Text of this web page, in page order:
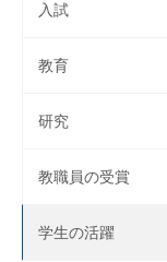
入試
教育
研究
教職員の受賞
学生の活躍